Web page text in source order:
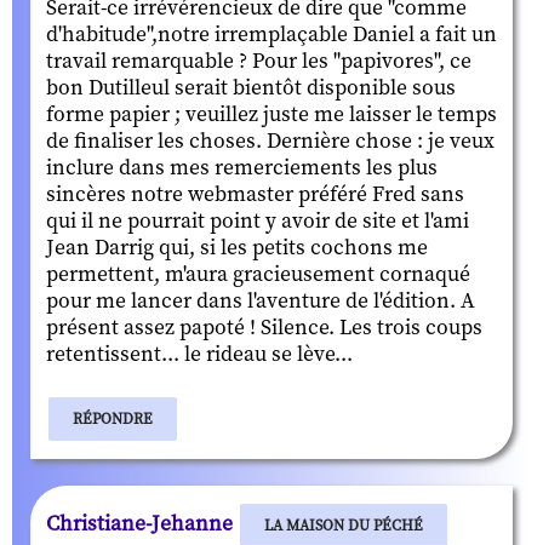
Serait-ce irrévérencieux de dire que "comme
d'habitude",notre irremplaçable Daniel a fait un
travail remarquable ? Pour les "papivores", ce
bon Dutilleul serait bientôt disponible sous
forme papier ; veuillez juste me laisser le temps
de finaliser les choses. Dernière chose : je veux
inclure dans mes remerciements les plus
sincères notre webmaster préféré Fred sans
qui il ne pourrait point y avoir de site et l'ami
Jean Darrig qui, si les petits cochons me
permettent, m'aura gracieusement cornaqué
pour me lancer dans l'aventure de l'édition. A
présent assez papoté ! Silence. Les trois coups
retentissent... le rideau se lève...
RÉPONDRE
Christiane-Jehanne LA MAISON DU PÉCHÉ